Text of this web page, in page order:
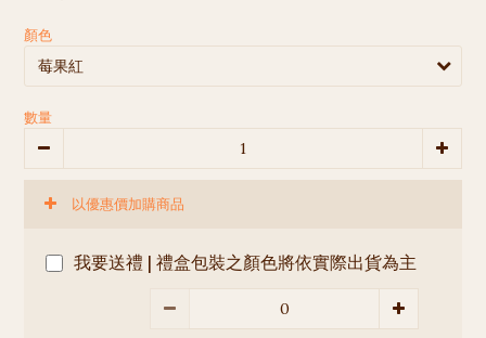
顏色
數量
以優惠價加購商品
我要送禮 | 禮盒包裝之顏色將依實際出貨為主